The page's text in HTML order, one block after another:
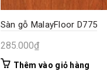
Sàn gỗ MalayFloor D775
285.000₫
Thêm vào giỏ hàng